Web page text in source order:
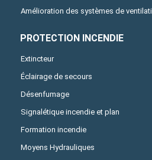
Amélioration des systèmes de
PROTECTION INCENDIE
Extincteur
Éclairage de secours
Désenfumage
Signalétique incendie et plan
Formation incendie
Moyens Hydrauliques